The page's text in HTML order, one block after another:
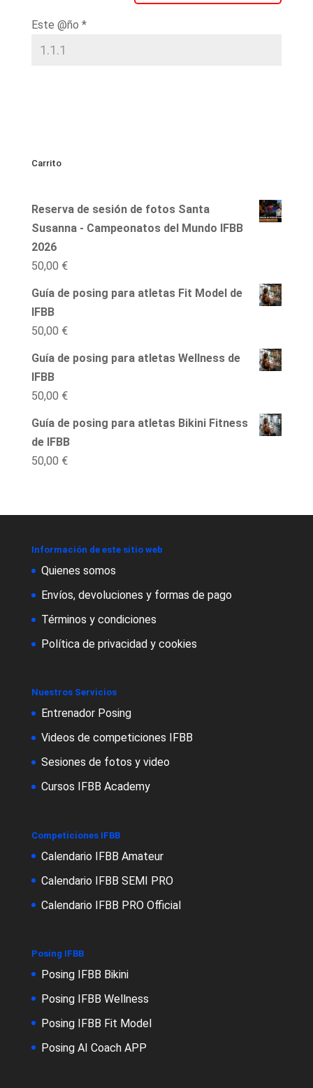
Este @ño *
Carrito
Reserva de sesión de fotos Santa
Susanna - Campeonatos del Mundo IFBB
2026
50,00 €
Guía de posing para atletas Fit Model de
IFBB
50,00 €
Guía de posing para atletas Wellness de
IFBB
50,00 €
Guía de posing para atletas Bikini Fitness
de IFBB
50,00 €
Información de este sitio web
Quienes somos
Envíos, devoluciones y formas de pago
Términos y condiciones
Política de privacidad y cookies
Nuestros Servicios
Entrenador Posing
Videos de competiciones IFBB
Sesiones de fotos y video
Cursos IFBB Academy
Competiciones IFBB
Calendario IFBB Amateur
Calendario IFBB SEMI PRO
Calendario IFBB PRO Official
Posing IFBB
Posing IFBB Bikini
Posing IFBB Wellness
Posing IFBB Fit Model
Posing AI Coach APP